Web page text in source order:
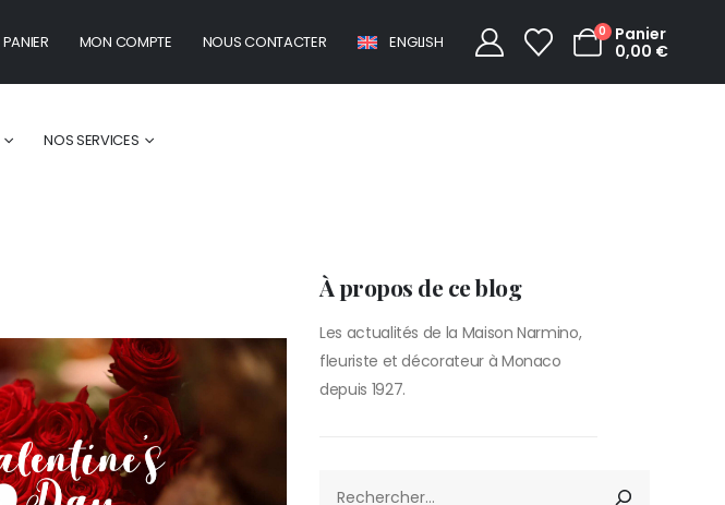
PANIER MON COMPTE NOUS CONTACTER ENGLISH
0
Panier
0,00 €
NOS SERVICES
À propos de ce blog
Les actualités de la Maison Narmino,
fleuriste et décorateur à Monaco
depuis 1927.